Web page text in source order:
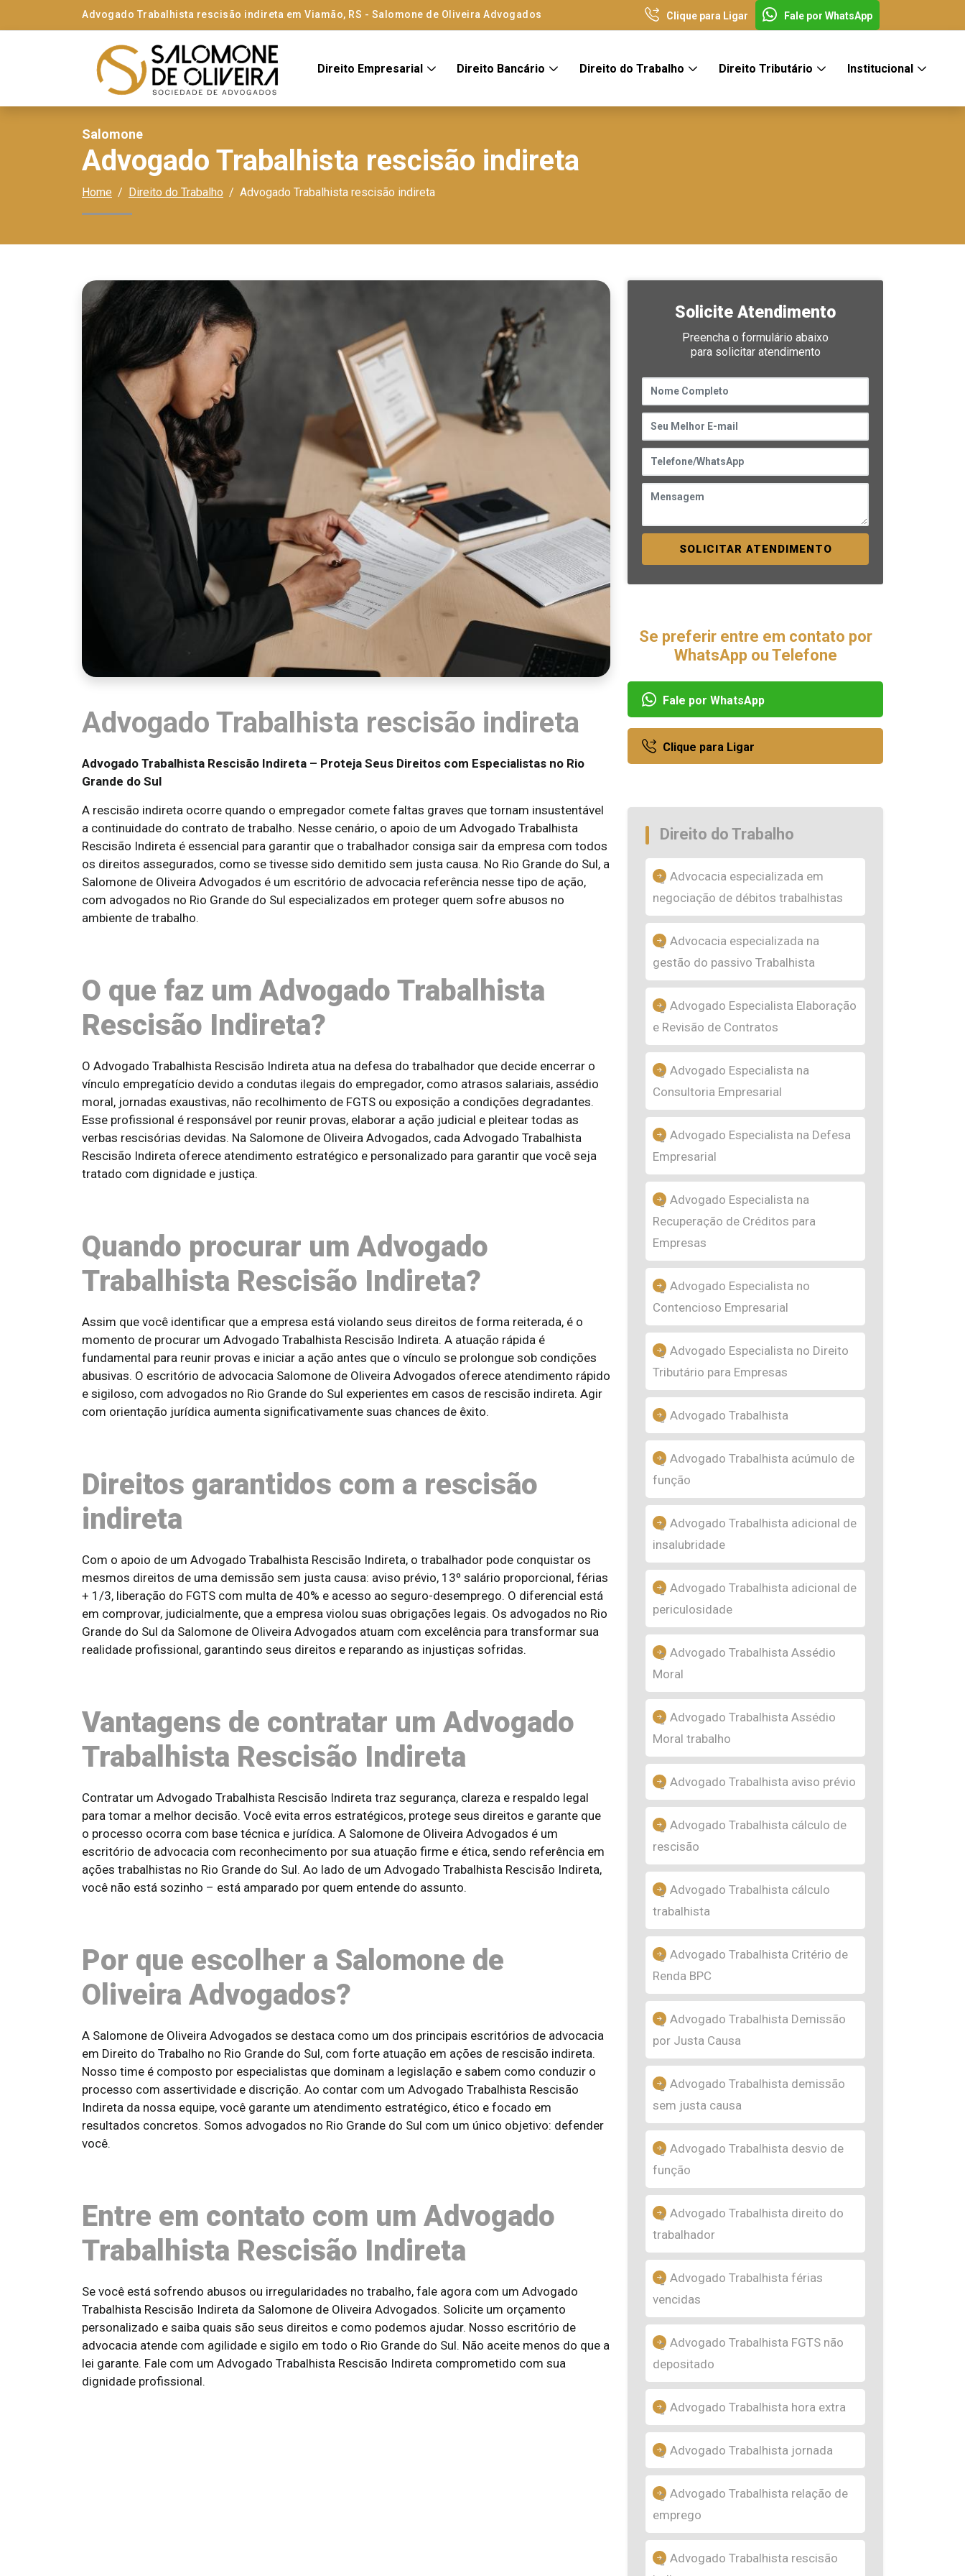
Advogado Trabalhista rescisão indireta em Viamão, RS - Salomone de Oliveira Advogados Clique para Ligar Fale por WhatsApp
Direito Empresarial Direito Bancário Direito do Trabalho Direito Tributário Institucional
Salomone
Advogado Trabalhista rescisão indireta
Home Direito do Trabalho Advogado Trabalhista rescisão indireta
Advogado Trabalhista rescisão indireta
Advogado Trabalhista Rescisão Indireta – Proteja Seus Direitos com Especialistas no Rio
Grande do Sul
A rescisão indireta ocorre quando o empregador comete faltas graves que tornam insustentável
a continuidade do contrato de trabalho. Nesse cenário, o apoio de um Advogado Trabalhista
Rescisão Indireta é essencial para garantir que o trabalhador consiga sair da empresa com todos
os direitos assegurados, como se tivesse sido demitido sem justa causa. No Rio Grande do Sul, a
Salomone de Oliveira Advogados é um escritório de advocacia referência nesse tipo de ação,
com advogados no Rio Grande do Sul especializados em proteger quem sofre abusos no
ambiente de trabalho.
O que faz um Advogado Trabalhista
Rescisão Indireta?
O Advogado Trabalhista Rescisão Indireta atua na defesa do trabalhador que decide encerrar o
vínculo empregatício devido a condutas ilegais do empregador, como atrasos salariais, assédio
moral, jornadas exaustivas, não recolhimento de FGTS ou exposição a condições degradantes.
Esse profissional é responsável por reunir provas, elaborar a ação judicial e pleitear todas as
verbas rescisórias devidas. Na Salomone de Oliveira Advogados, cada Advogado Trabalhista
Rescisão Indireta oferece atendimento estratégico e personalizado para garantir que você seja
tratado com dignidade e justiça.
Quando procurar um Advogado
Trabalhista Rescisão Indireta?
Assim que você identificar que a empresa está violando seus direitos de forma reiterada, é o
momento de procurar um Advogado Trabalhista Rescisão Indireta. A atuação rápida é
fundamental para reunir provas e iniciar a ação antes que o vínculo se prolongue sob condições
abusivas. O escritório de advocacia Salomone de Oliveira Advogados oferece atendimento rápido
e sigiloso, com advogados no Rio Grande do Sul experientes em casos de rescisão indireta. Agir
com orientação jurídica aumenta significativamente suas chances de êxito.
Direitos garantidos com a rescisão
indireta
Com o apoio de um Advogado Trabalhista Rescisão Indireta, o trabalhador pode conquistar os
mesmos direitos de uma demissão sem justa causa: aviso prévio, 13º salário proporcional, férias
+ 1/3, liberação do FGTS com multa de 40% e acesso ao seguro-desemprego. O diferencial está
em comprovar, judicialmente, que a empresa violou suas obrigações legais. Os advogados no Rio
Grande do Sul da Salomone de Oliveira Advogados atuam com excelência para transformar sua
realidade profissional, garantindo seus direitos e reparando as injustiças sofridas.
Vantagens de contratar um Advogado
Trabalhista Rescisão Indireta
Contratar um Advogado Trabalhista Rescisão Indireta traz segurança, clareza e respaldo legal
para tomar a melhor decisão. Você evita erros estratégicos, protege seus direitos e garante que
o processo ocorra com base técnica e jurídica. A Salomone de Oliveira Advogados é um
escritório de advocacia com reconhecimento por sua atuação firme e ética, sendo referência em
ações trabalhistas no Rio Grande do Sul. Ao lado de um Advogado Trabalhista Rescisão Indireta,
você não está sozinho – está amparado por quem entende do assunto.
Por que escolher a Salomone de
Oliveira Advogados?
A Salomone de Oliveira Advogados se destaca como um dos principais escritórios de advocacia
em Direito do Trabalho no Rio Grande do Sul, com forte atuação em ações de rescisão indireta.
Nosso time é composto por especialistas que dominam a legislação e sabem como conduzir o
processo com assertividade e discrição. Ao contar com um Advogado Trabalhista Rescisão
Indireta da nossa equipe, você garante um atendimento estratégico, ético e focado em
resultados concretos. Somos advogados no Rio Grande do Sul com um único objetivo: defender
você.
Entre em contato com um Advogado
Trabalhista Rescisão Indireta
Se você está sofrendo abusos ou irregularidades no trabalho, fale agora com um Advogado
Trabalhista Rescisão Indireta da Salomone de Oliveira Advogados. Solicite um orçamento
personalizado e saiba quais são seus direitos e como podemos ajudar. Nosso escritório de
advocacia atende com agilidade e sigilo em todo o Rio Grande do Sul. Não aceite menos do que a
lei garante. Fale com um Advogado Trabalhista Rescisão Indireta comprometido com sua
dignidade profissional.
Solicite Atendimento
Preencha o formulário abaixo
para solicitar atendimento
SOLICITAR ATENDIMENTO
Se preferir entre em contato por
WhatsApp ou Telefone
Fale por WhatsApp
Clique para Ligar
Direito do Trabalho
Advocacia especializada em
negociação de débitos trabalhistas
Advocacia especializada na
gestão do passivo Trabalhista
Advogado Especialista Elaboração
e Revisão de Contratos
Advogado Especialista na
Consultoria Empresarial
Advogado Especialista na Defesa
Empresarial
Advogado Especialista na
Recuperação de Créditos para
Empresas
Advogado Especialista no
Contencioso Empresarial
Advogado Especialista no Direito
Tributário para Empresas
Advogado Trabalhista
Advogado Trabalhista acúmulo de
função
Advogado Trabalhista adicional de
insalubridade
Advogado Trabalhista adicional de
periculosidade
Advogado Trabalhista Assédio
Moral
Advogado Trabalhista Assédio
Moral trabalho
Advogado Trabalhista aviso prévio
Advogado Trabalhista cálculo de
rescisão
Advogado Trabalhista cálculo
trabalhista
Advogado Trabalhista Critério de
Renda BPC
Advogado Trabalhista Demissão
por Justa Causa
Advogado Trabalhista demissão
sem justa causa
Advogado Trabalhista desvio de
função
Advogado Trabalhista direito do
trabalhador
Advogado Trabalhista férias
vencidas
Advogado Trabalhista FGTS não
depositado
Advogado Trabalhista hora extra
Advogado Trabalhista jornada
Advogado Trabalhista relação de
emprego
Advogado Trabalhista rescisão